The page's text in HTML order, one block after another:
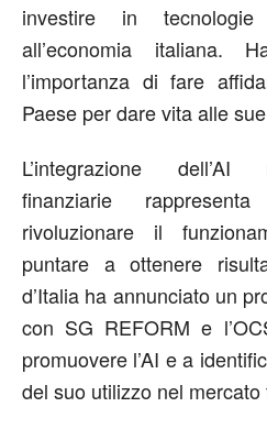
investire in
all’economia italiana.
l’importanza di fare
Paese per dare vita alle
L’integrazione dell’AI
finanziarie
rivoluzionare il
puntare a ottenere
d’Italia ha annunciato un
con SG REFORM e
promuovere l’AI e a
del suo utilizzo nel